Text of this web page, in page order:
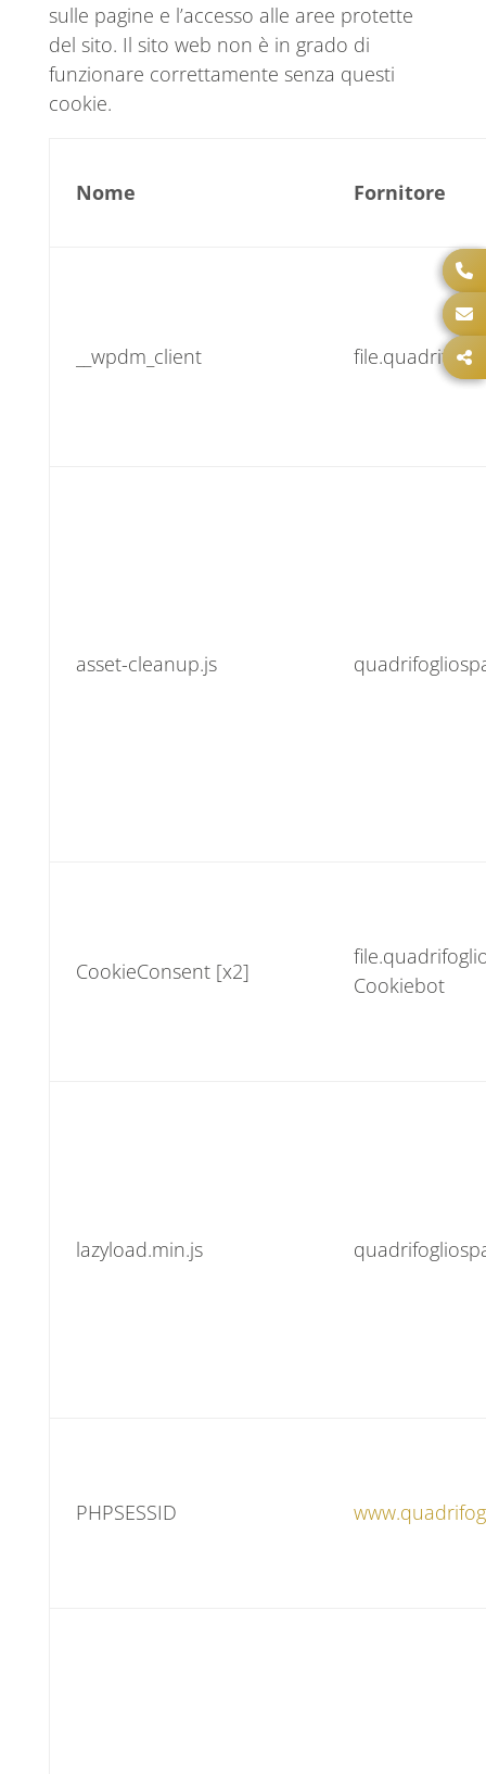
sulle pagine e l’accesso alle aree protette
del sito. Il sito web non è in grado di
funzionare correttamente senza questi
cookie.
Nome Fornitore
__wpdm_client
asset-cleanup.js
CookieConsent [x2]
Cookiebot
lazyload.min.js
PHPSESSID